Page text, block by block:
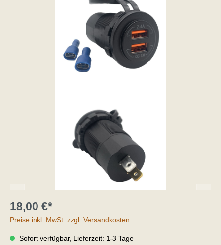
18,00 €*
Preise inkl. MwSt. zzgl. Versandkosten
Sofort verfügbar, Lieferzeit: 1-3 Tage